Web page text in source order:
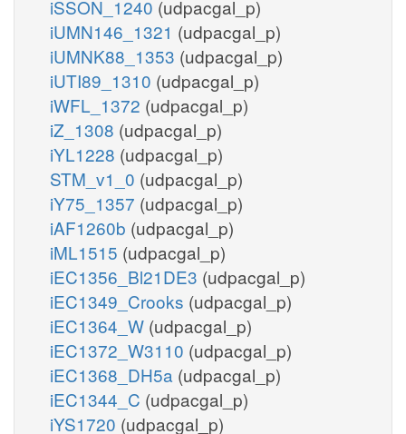
iSSON_1240 (udpacgal_p)
iUMN146_1321 (udpacgal_p)
iUMNK88_1353 (udpacgal_p)
iUTI89_1310 (udpacgal_p)
iWFL_1372 (udpacgal_p)
iZ_1308 (udpacgal_p)
iYL1228 (udpacgal_p)
STM_v1_0 (udpacgal_p)
iY75_1357 (udpacgal_p)
iAF1260b (udpacgal_p)
iML1515 (udpacgal_p)
iEC1356_Bl21DE3 (udpacgal_p)
iEC1349_Crooks (udpacgal_p)
iEC1364_W (udpacgal_p)
iEC1372_W3110 (udpacgal_p)
iEC1368_DH5a (udpacgal_p)
iEC1344_C (udpacgal_p)
iYS1720 (udpacgal_p)